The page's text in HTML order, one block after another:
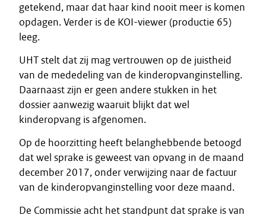
getekend, maar dat haar kind nooit meer is komen
opdagen. Verder is de KOI-viewer (productie 65)
leeg.
UHT stelt dat zij mag vertrouwen op de juistheid
van de mededeling van de kinderopvanginstelling.
Daarnaast zijn er geen andere stukken in het
dossier aanwezig waaruit blijkt dat wel
kinderopvang is afgenomen.
Op de hoorzitting heeft belanghebbende betoogd
dat wel sprake is geweest van opvang in de maand
december 2017, onder verwijzing naar de factuur
van de kinderopvanginstelling voor deze maand.
De Commissie acht het standpunt dat sprake is van